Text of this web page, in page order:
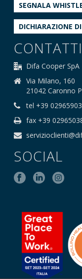
SEGNALA
DICHIARAZIONE
CONTATTI
Difa Cooper SpA
Via Milano, 160
21042 Caronno
tel +39
fax +39
SOCIAL